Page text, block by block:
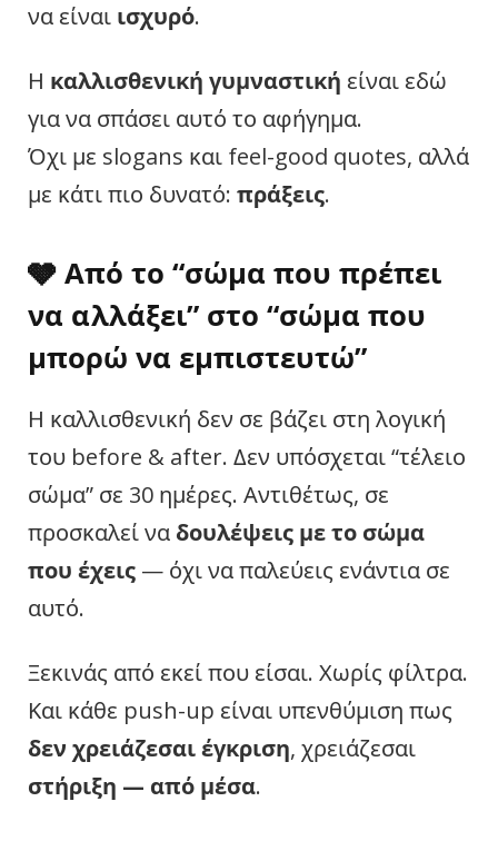
να είναι ισχυρό.
Η καλλισθενική γυμναστική είναι εδώ
για να σπάσει αυτό το αφήγημα.
Όχι με slogans και feel-good quotes, αλλά
με κάτι πιο δυνατό: πράξεις.
🩶 Από το “σώμα που πρέπει
να αλλάξει” στο “σώμα που
μπορώ να εμπιστευτώ”
Η καλλισθενική δεν σε βάζει στη λογική
του before & after. Δεν υπόσχεται “τέλειο
σώμα” σε 30 ημέρες. Αντιθέτως, σε
προσκαλεί να δουλέψεις με το σώμα
που έχεις — όχι να παλεύεις ενάντια σε
αυτό.
Ξεκινάς από εκεί που είσαι. Χωρίς φίλτρα.
Και κάθε push-up είναι υπενθύμιση πως
δεν χρειάζεσαι έγκριση, χρειάζεσαι
στήριξη — από μέσα.